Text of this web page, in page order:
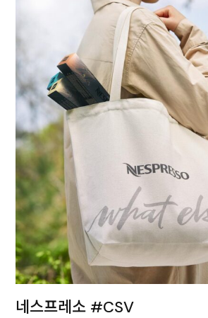
네스프레소 #CSV